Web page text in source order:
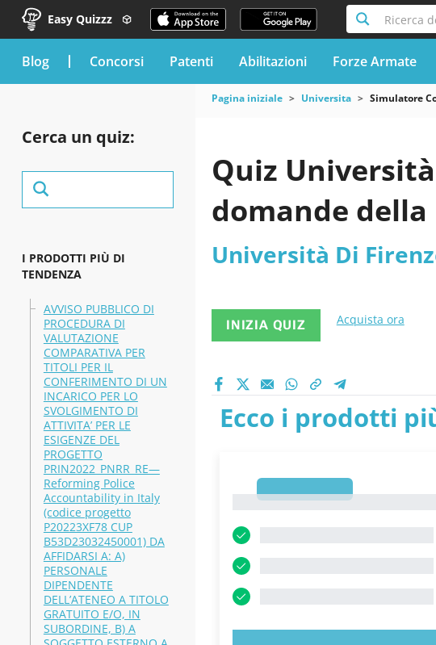
Easy Quizzz Ricerca
blog Concorsi Patenti Abilitazioni Forze Armate
Cerca un quiz:
I PRODOTTI PIÙ DI
TENDENZA
AVVISO PUBBLICO DI
PROCEDURA DI
VALUTAZIONE
COMPARATIVA PER
TITOLI PER IL
CONFERIMENTO DI UN
INCARICO PER LO
SVOLGIMENTO DI
ATTIVITA’ PER LE
ESIGENZE DEL
PROGETTO
PRIN2022_PNRR_RE—
Reforming Police
Accountability in Italy
(codice progetto
P20223XF78 CUP
B53D23032450001) DA
AFFIDARSI A: A)
PERSONALE
DIPENDENTE
DELL’ATENEO A TITOLO
GRATUITO E/O, IN
SUBORDINE, B) A
Pagina iniziale Universita Simulatore
Quiz
domande
Università Di
INIZIA QUIZ Acquista ora
Ecco i prodotti